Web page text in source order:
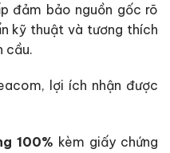
đảm bảo nguồn gốc rõ
kỹ thuật và tương thích
cầu.
lợi ích nhận được
100% kèm giấy chứng